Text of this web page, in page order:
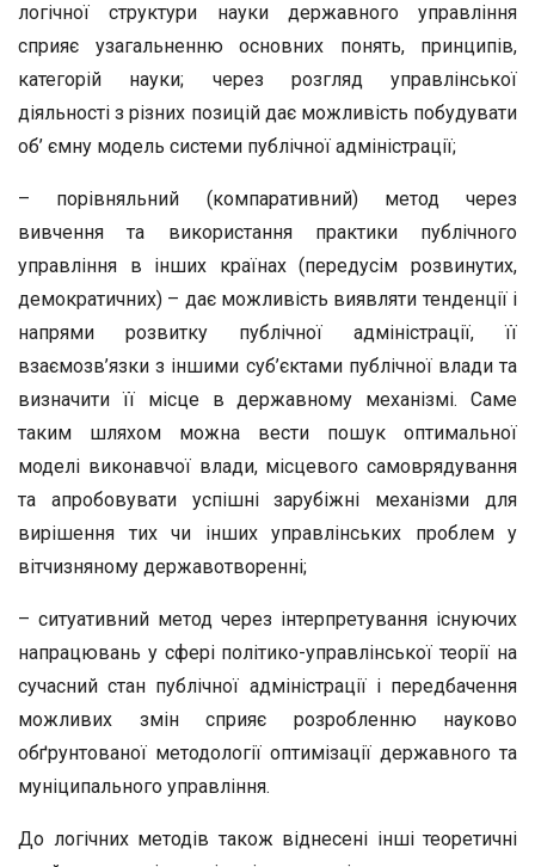
логічної структури науки державного управління
сприяє узагальненню основних понять, принципів,
категорій науки; через розгляд управлінської
діяльності з різних позицій дає можливість побудувати
об’ ємну модель системи публічної адміністрації;
– порівняльний (компаративний) метод через
вивчення та використання практики публічного
управління в інших країнах (передусім розвинутих,
демократичних) – дає можливість виявляти тенденції і
напрями розвитку публічної адміністрації, її
взаємозв’язки з іншими суб’єктами публічної влади та
визначити її місце в державному механізмі. Саме
таким шляхом можна вести пошук оптимальної
моделі виконавчої влади, місцевого самоврядування
та апробовувати успішні зарубіжні механізми для
вирішення тих чи інших управлінських проблем у
вітчизняному державотворенні;
– ситуативний метод через інтерпретування існуючих
напрацювань у сфері політико-управлінської теорії на
сучасний стан публічної адміністрації і передбачення
можливих змін сприяє розробленню науково
обґрунтованої методології оптимізації державного та
муніципального управління.
До логічних методів також віднесені інші теоретичні